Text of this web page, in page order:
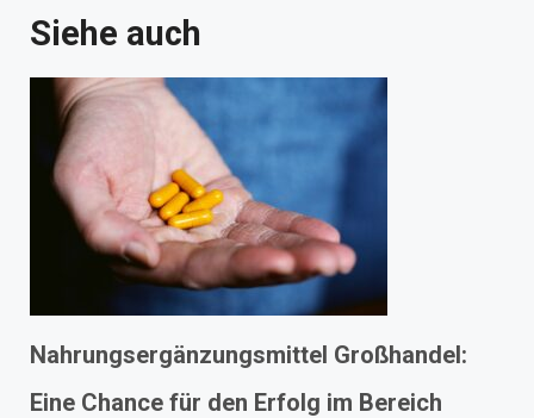
Siehe auch
Nahrungsergänzungsmittel Großhandel:
Eine Chance für den Erfolg im Bereich